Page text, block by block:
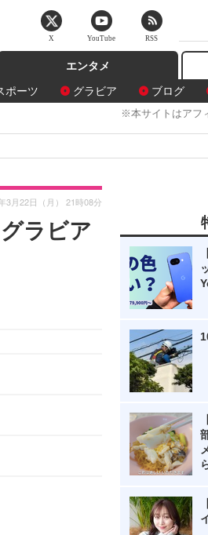
エンタメ
ポーツ グラビア ブログ
※本サイトはアフ
ラビア
3月22日（月） 21時08分
X YouTube RSS